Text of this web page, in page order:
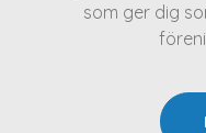
som ger dig